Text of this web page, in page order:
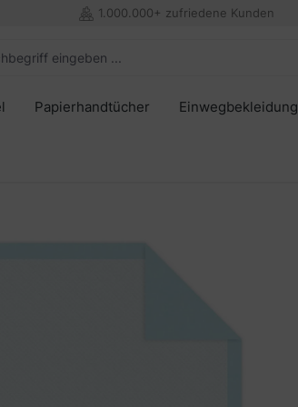
1.000.000+ zufriedene Kunden
Papierhandtücher Einwegbekleidung